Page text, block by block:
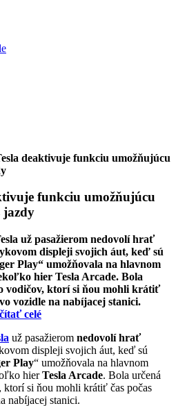
deaktivuje funkciu umožňujúcu
funkciu umožňujúcu
jazdy
už pasažierom nedovolí hrať
displeji svojich áut, keď sú
Play“ umožňovala na hlavnom
hier Tesla Arcade. Bola
vodičov, ktorí si ňou mohli krátiť
vozidle na nabíjacej stanici.
celé
už pasažierom nedovolí hrať
displeji svojich áut, keď sú
Play“ umožňovala na hlavnom
hierTesla Arcade. Bola určená
ktorí si ňou mohli krátiť čas počas
nabíjacej stanici.